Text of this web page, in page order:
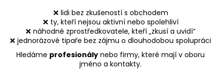
❌ lidi bez zkušeností s obchodem
❌ ty, kteří nejsou aktivní nebo spolehliví
❌ náhodné zprostředkovatele, kteří „zkusí a uvidí“
❌ jednorázové tipaře bez zájmu o dlouhodobou spolupráci
Hledáme profesionály nebo firmy, které mají v oboru
jméno a kontakty.